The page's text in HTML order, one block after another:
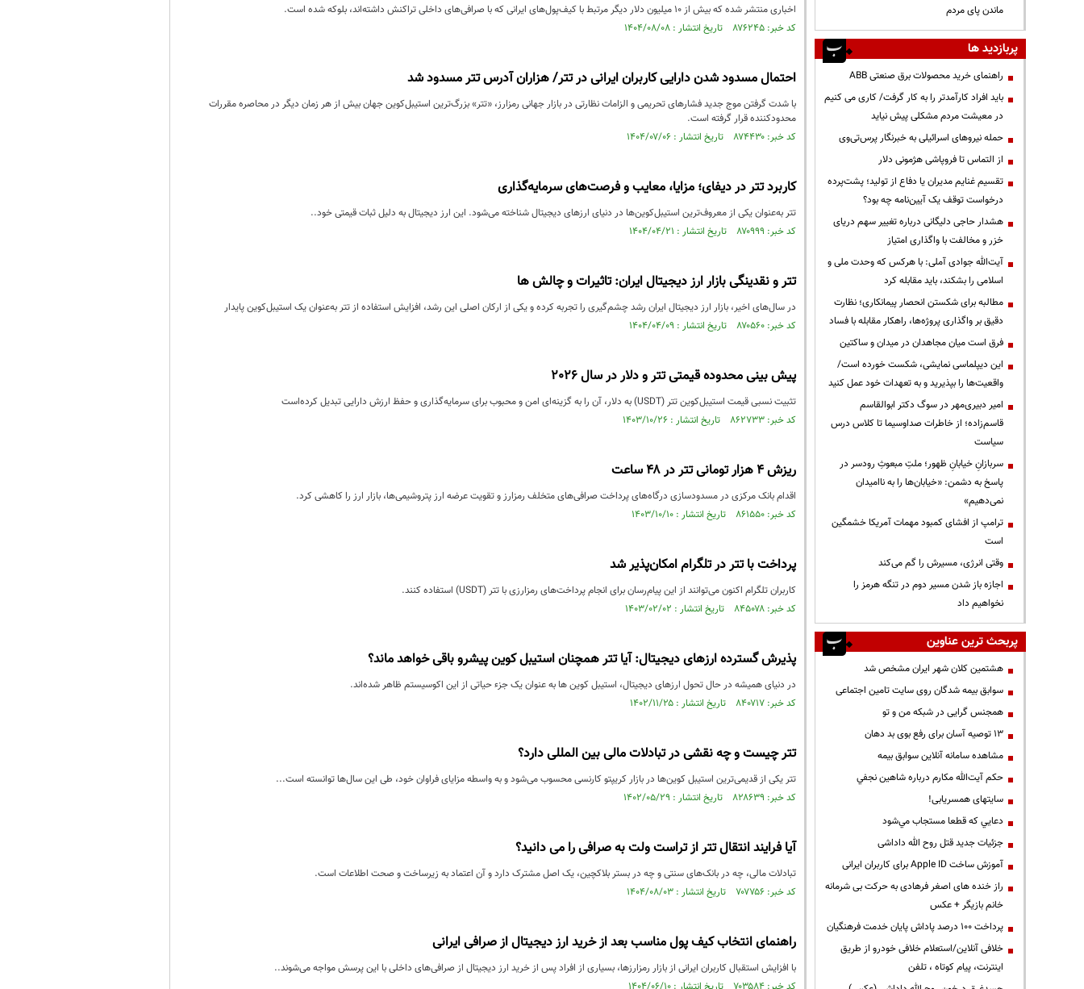
اخباری منتشر شده که بیش از ۱۰ میلیون دلار دیگر مرتبط با کیف‌پول‌های ایرانی که با صرافی‌های داخلی تراکنش داشته‌اند، بلوکه شده است.
کد خبر: ۸۷۶۲۴۵ تاریخ انتشار : ۱۴۰۴/۰۸/۰۸
احتمال مسدود شدن دارایی کاربران ایرانی در تتر/ هزاران آدرس تتر مسدود شد
با شدت گرفتن موج جدید فشارهای تحریمی و الزامات نظارتی در بازار جهانی رمزارز، «تتر» بزرگ‌ترین استیبل‌کوین جهان بیش از هر زمان دیگر در محاصره مقررات
محدودکننده قرار گرفته است.
کد خبر: ۸۷۴۴۳۰ تاریخ انتشار : ۱۴۰۴/۰۷/۰۶
کاربرد تتر در دیفای؛ مزایا، معایب و فرصت‌های سرمایه‌گذاری
تتر به‌عنوان یکی از معروف‌ترین استیبل‌کوین‌ها در دنیای ارزهای دیجیتال شناخته می‌شود. این ارز دیجیتال به دلیل ثبات قیمتی خود..
کد خبر: ۸۷۰۹۹۹ تاریخ انتشار : ۱۴۰۴/۰۴/۲۱
تتر و نقدینگی بازار ارز دیجیتال ایران: تاثیرات و چالش ها
در سال‌های اخیر، بازار ارز دیجیتال ایران رشد چشم‌گیری را تجربه کرده و یکی از ارکان اصلی این رشد، افزایش استفاده از تتر به‌عنوان یک استیبل‌کوین پایدار
کد خبر: ۸۷۰۵۶۰ تاریخ انتشار : ۱۴۰۴/۰۴/۰۹
پیش بینی محدوده قیمتی تتر و دلار در سال 2026
تثبیت نسبی قیمت استیبل‌کوین تتر (USDT) به دلار، آن را به گزینه‌ای امن و محبوب برای سرمایه‌گذاری و حفظ ارزش دارایی تبدیل کرده‌است
کد خبر: ۸۶۲۷۳۳ تاریخ انتشار : ۱۴۰۳/۱۰/۲۶
ریزش ۴ هزار تومانی تتر در ۴۸ ساعت
اقدام بانک مرکزی در مسدودسازی درگاه‌های پرداخت صرافی‌های متخلف رمزارز و تقویت عرضه ارز پتروشیمی‌ها، بازار ارز را کاهشی کرد.
کد خبر: ۸۶۱۵۵۰ تاریخ انتشار : ۱۴۰۳/۱۰/۱۰
پرداخت با تتر در تلگرام امکان‌پذیر شد
کاربران تلگرام اکنون می‌توانند از این پیام‌رسان برای انجام پرداخت‌های رمزارزی با تتر (USDT) استفاده کنند.
کد خبر: ۸۴۵۰۷۸ تاریخ انتشار : ۱۴۰۳/۰۲/۰۲
پذیرش گسترده ارزهای دیجیتال: آیا تتر همچنان استیبل کوین پیشرو باقی خواهد ماند؟
در دنیای همیشه در حال تحول ارزهای دیجیتال، استیبل کوین ها به عنوان یک جزء حیاتی از این اکوسیستم ظاهر شده‌اند.
کد خبر: ۸۴۰۷۱۷ تاریخ انتشار : ۱۴۰۲/۱۱/۲۵
تتر چیست و چه نقشی در تبادلات مالی بین المللی دارد؟
تتر یکی از قدیمی‌ترین استیبل کوین‌ها در بازار کریپتو کارنسی محسوب می‌شود و به واسطه مزایای فراوان خود، طی این سال‌ها توانسته است...
کد خبر: ۸۲۸۶۳۹ تاریخ انتشار : ۱۴۰۲/۰۵/۲۹
آیا فرایند انتقال تتر از تراست ولت به صرافی را می دانید؟
تبادلات مالی، چه در بانک‌های سنتی و چه در بستر بلاکچین، یک اصل مشترک دارد و آن اعتماد به زیرساخت و صحت اطلاعات است.
کد خبر: ۷۰۷۷۵۶ تاریخ انتشار : ۱۴۰۴/۰۸/۰۳
راهنمای انتخاب کیف پول مناسب بعد از خرید ارز دیجیتال از صرافی ایرانی
با افزایش استقبال کاربران ایرانی از بازار رمزارزها، بسیاری از افراد پس از خرید ارز دیجیتال از صرافی‌های داخلی با این پرسش مواجه می‌شوند..
ماندن پای مردم
پربازدید ها
راهنمای خرید محصولات برق صنعتی ABB
باید افراد کارآمدتر را به کار گرفت/ کاری می کنیم
در معیشت مردم مشکلی پیش نیاید
حمله نیروهای اسرائیلی به خبرنگار پرس‌تی‌وی
از التماس تا فروپاشی هژمونی دلار
تقسیم غنایم مدیران یا دفاع از تولید؛ پشت‌پرده
درخواست توقف یک آیین‌نامه چه بود؟
هشدار حاجی دلیگانی درباره تغییر سهم دریای
خزر و مخالفت با واگذاری امتیاز
آیت‌الله جوادی آملی: با هرکس که وحدت ملی و
اسلامی را بشکند، باید مقابله کرد
مطالبه برای شکستن انحصار پیمانکاری؛ نظارت
دقیق بر واگذاری پروژه‌ها، راهکار مقابله با فساد
فرق است میان مجاهدان در میدان و ساکتین
این دیپلماسی نمایشی، شکست خورده است/
واقعیت‌ها را بپذیرید و به تعهدات خود عمل کنید
امیر دبیری‌مهر در سوگ دکتر ابوالقاسم
قاسم‌زاده؛ از خاطرات صداوسیما تا کلاس درس
سیاست
سربازانِ خیابانِ ظهور؛ ملتِ مبعوثِ رودسر در
پاسخ به دشمن: «خیابان‌ها را به ناامیدان
نمی‌دهیم»
ترامپ از افشای کمبود مهمات آمریکا خشمگین
است
وقتی انرژی، مسیرش را گم می‌کند
اجازه باز شدن مسیر دوم در تنگه هرمز را
نخواهیم داد
پربحث ترین عناوین
هشتمین کلان شهر ایران مشخص شد
سوابق بیمه شدگان روی سایت تامین اجتماعی
همجنس گرایی در شبکه من و تو
13 توصیه آسان برای رفع بوی بد دهان
مشاهده سامانه آنلاين سوابق بیمه
حكم آيت‌الله مكارم درباره شاهين نجفي
سایتهای همسریابی!
دعايي كه قطعا مستجاب مي‌شود
جزئیات جدید قتل روح الله داداشی
آموزش ساخت Apple ID برای کاربران ایرانی
راز خنده های اصغر فرهادی به حرکت بی شرمانه
خانم بازیگر + عکس
پرداخت ۱۰۰ درصد پاداش پایان خدمت فرهنگیان
خلافی آنلاین/استعلام خلافی خودرو از طریق
اینترنت، پیام کوتاه ، تلفن